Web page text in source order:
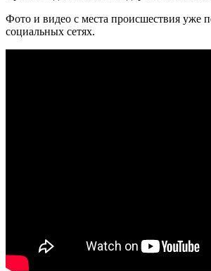
Фото и видео с места происшествия уже
социальных сетях.